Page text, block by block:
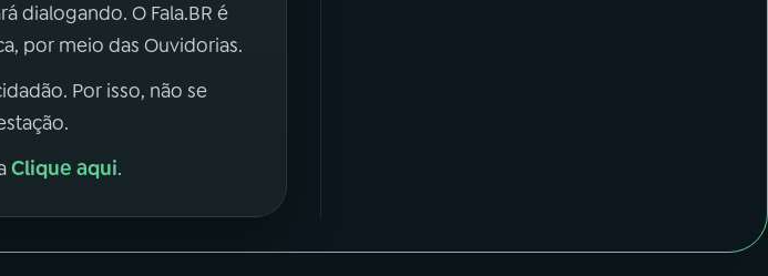
dialogando. O Fala.BR é
por meio das Ouvidorias.
Por isso, não se
Clique aqui.